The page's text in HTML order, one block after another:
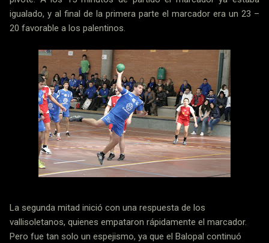
igualado, y al final de la primera parte el marcador era un 23 –
20 favorable a los palentinos.
La segunda mitad inició con una respuesta de los
vallisoletanos, quienes empataron rápidamente el marcador.
Pero fue tan solo un espejismo, ya que el Balopal continuó